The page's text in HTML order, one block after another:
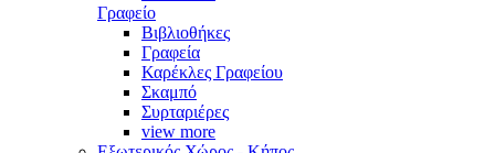
Γραφείο
Βιβλιοθήκες
Γραφεία
Καρέκλες Γραφείου
Σκαμπό
Συρταριέρες
view more